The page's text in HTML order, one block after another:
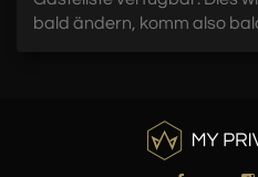
bald ändern, komm also